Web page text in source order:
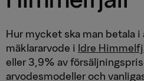
Hur mycket ska man betala
mäklararvode i Idre
eller 3,9% av
arvodesmodeller och